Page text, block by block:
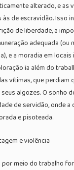
alterado, e as
de escravidão. Isso
de liberdade, a
adequada (ou
e a moradia em
ia além do
vítimas, que perdiam
algozes. O sonho
de servidão, onde a
e pisoteada.
e violência
meio do trabalho